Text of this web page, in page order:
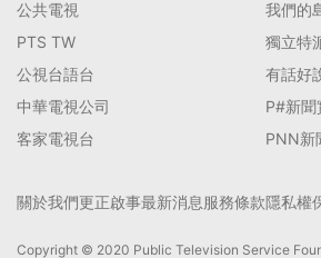
公共電視
PTS TW
公視台語台
中華電視公司
客家電視台
我們的
獨立特
有話好
P#新聞
PNN新
關於我們更正啟事最新消息服務條款隱私權
Copyright © 2020 Public Television Service